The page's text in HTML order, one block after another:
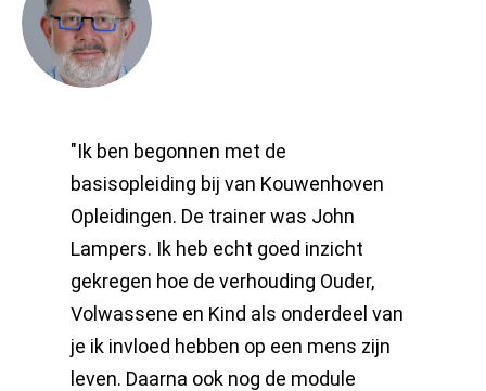
"Ik ben begonnen met de
basisopleiding bij van Kouwenhoven
Opleidingen. De trainer was John
Lampers. Ik heb echt goed inzicht
gekregen hoe de verhouding Ouder,
Volwassene en Kind als onderdeel van
je ik invloed hebben op een mens zijn
leven. Daarna ook nog de module